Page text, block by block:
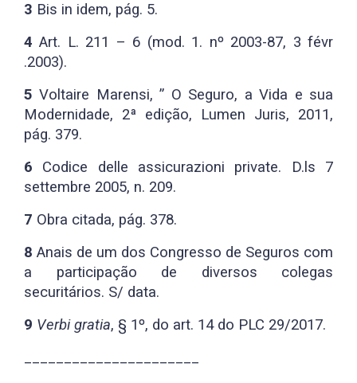
3 Bis in idem, pág. 5.
4 Art. L. 211 – 6 (mod. 1. nº 2003-87, 3 févr
.2003).
5 Voltaire Marensi, ” O Seguro, a Vida e sua
Modernidade, 2ª edição, Lumen Juris, 2011,
pág. 379.
6 Codice delle assicurazioni private. D.ls 7
settembre 2005, n. 209.
7 Obra citada, pág. 378.
8 Anais de um dos Congresso de Seguros com
a participação de diversos colegas
securitários. S/ data.
9 Verbi gratia, § 1º, do art. 14 do PLC 29/2017.